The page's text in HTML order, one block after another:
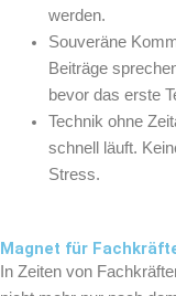
werden.
Souveräne
Beiträge
bevor das erste
Technik ohne
schnell läuft.
Stress.
Magnet für
In Zeiten von